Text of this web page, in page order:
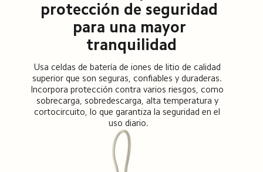
protección de seguridad
para una mayor
tranquilidad
Usa celdas de batería de iones de litio de calidad
superior que son seguras, confiables y duraderas.
Incorpora protección contra varios riesgos, como
sobrecarga, sobredescarga, alta temperatura y
cortocircuito, lo que garantiza la seguridad en el
uso diario.